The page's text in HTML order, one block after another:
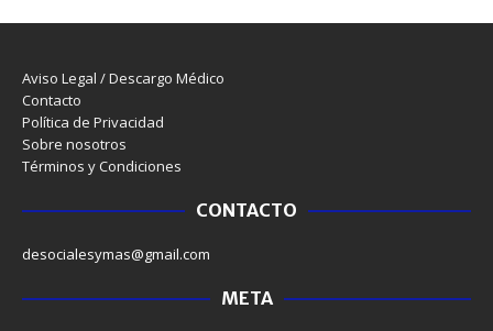
Aviso Legal / Descargo Médico
Contacto
Política de Privacidad
Sobre nosotros
Términos y Condiciones
CONTACTO
desocialesymas@gmail.com
META